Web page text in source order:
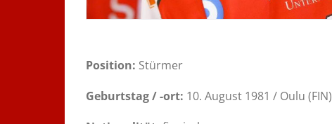
Position: Stürmer
Geburtstag / -ort: 10. August 1981 / Oulu (FIN)